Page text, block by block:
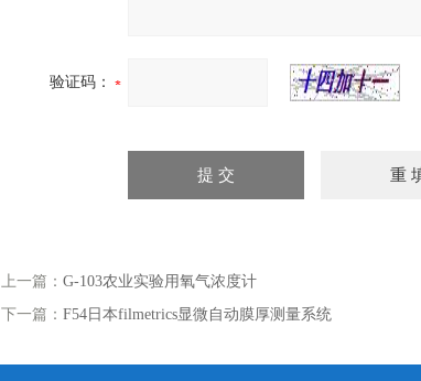
验证码：
上一篇： G-103农业实验用氧气浓度计
下一篇： F54日本filmetrics显微自动膜厚测量系统